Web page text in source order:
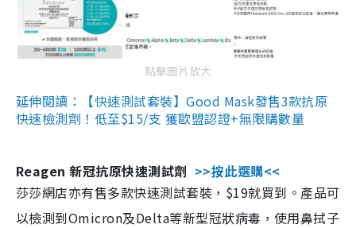
點擊圖片放大
延伸閱讀：【快速測試套裝】Good Mask發售3款抗原
快速檢測劑！低至$15/支 獲歐盟認證+無限購數量
Reagen 新冠抗原快速測試劑 >>按此選購<<
莎莎網店亦有售多款快速測試套裝，$19就買到。產品可
以檢測到Omicron及Delta等新型冠狀病毒，使用鼻拭子